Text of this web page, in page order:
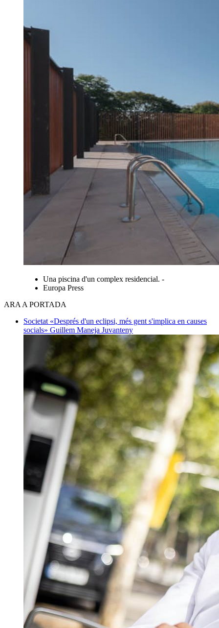
Una piscina d'un complex residencial. -
Europa Press
ARA A PORTADA
Societat «Després d'un eclipsi, més gent s'implica en causes
socials» Guillem Maneja Juvanteny